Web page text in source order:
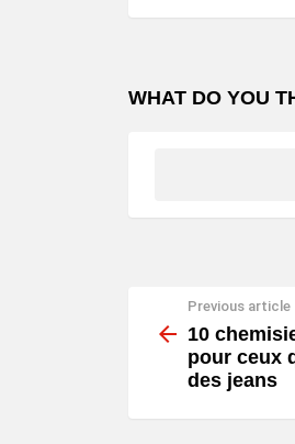
WHAT DO YOU
more
Previous article
10
pour ceux
des jeans